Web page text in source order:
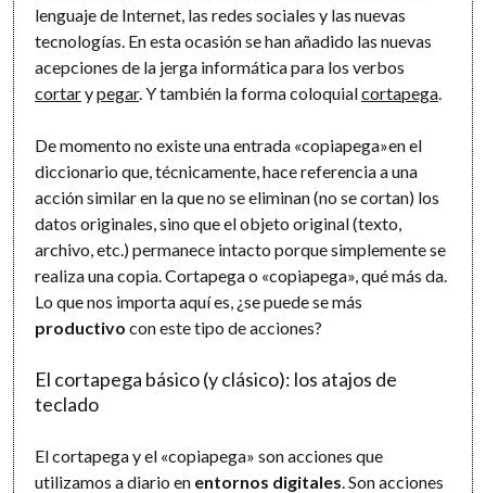
lenguaje de Internet, las redes sociales y las nuevas
tecnologías. En esta ocasión se han añadido las nuevas
acepciones de la jerga informática para los verbos
cortarypegar. Y también la forma coloquialcortapega
De momento no existe una entrada «copiapega»en el
diccionario que, técnicamente, hace referencia a una
acción similar en la que no se eliminan (no se cortan) los
datos originales, sino que el objeto original (texto,
archivo, etc.) permanece intacto porque simplemente se
realiza una copia. Cortapega o «copiapega», qué más da.
Lo que nos importa aquí es, ¿se puede se más
productivo con este tipo de acciones?
El cortapega básico (y clásico): los atajos de
teclado
El cortapega y el «copiapega» son acciones que
utilizamos a diario en entornos digitales . Son acciones